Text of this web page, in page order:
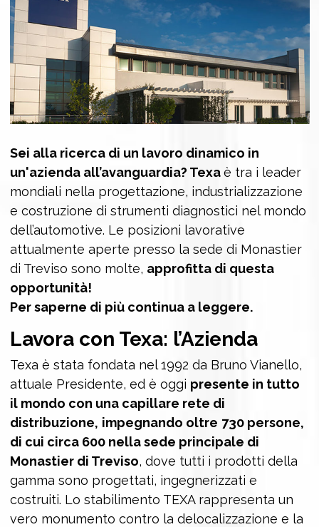
Sei alla ricerca di un lavoro dinamico in
un'azienda all’avanguardia? Texaè tra i leader
mondiali nella progettazione, industrializzazione
e costruzione di strumenti diagnostici nel mondo
dell’automotive. Le posizioni lavorative
attualmente aperte presso la sede di Monastier
di Treviso sono molte, approfitta di questa
opportunità!
Per saperne di più continua a leggere.
Lavora con Texa: l’Azienda
Texa è stata fondata nel 1992 da Bruno Vianello,
attuale Presidente, ed è oggi presente in tutto
il mondo con una capillare rete di
distribuzione, impegnando oltre 730 persone,
di cui circa 600 nella sede principale di
Monastier di Treviso, dove tutti i prodotti della
gamma sono progettati, ingegnerizzati e
costruiti. Lo stabilimento TEXA rappresenta un
vero monumento contro la delocalizzazione e la